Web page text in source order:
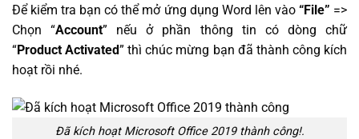
Để kiểm tra bạn có thể mở ứng dụng Word lên vào“File” =>
Chọn “Account” nếu ở phần thông tin có dòng chữ
“Product Activated” thì chúc mừng bạn đã thành công kích
hoạt rồi nhé.
Đã kích hoạt Microsoft Office 2019 thành công!.